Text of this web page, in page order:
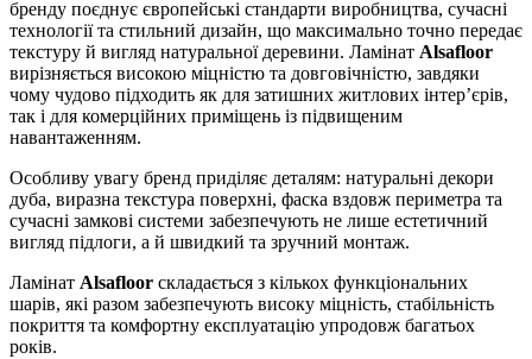
бренду поєднує європейські стандарти виробництва, сучасні
технології та стильний дизайн, що максимально точно передає
текстуру й вигляд натуральної деревини. Ламінат Alsafloor
вирізняється високою міцністю та довговічністю, завдяки
чому чудово підходить як для затишних житлових інтер’єрів,
так і для комерційних приміщень із підвищеним
навантаженням.
Особливу увагу бренд приділяє деталям: натуральні декори
дуба, виразна текстура поверхні, фаска вздовж периметра та
сучасні замкові системи забезпечують не лише естетичний
вигляд підлоги, а й швидкий та зручний монтаж.
Ламінат Alsafloor складається з кількох функціональних
шарів, які разом забезпечують високу міцність, стабільність
покриття та комфортну експлуатацію упродовж багатьох
років.